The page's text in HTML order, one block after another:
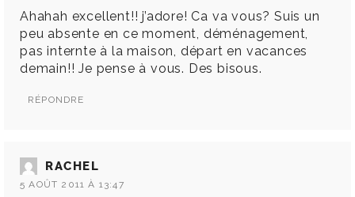
Ahahah excellent!! j’adore! Ca va vous? Suis un
peu absente en ce moment, déménagement,
pas internte à la maison, départ en vacances
demain!! Je pense à vous. Des bisous.
RÉPONDRE
RACHEL
5 AOÛT 2011 À 13:47